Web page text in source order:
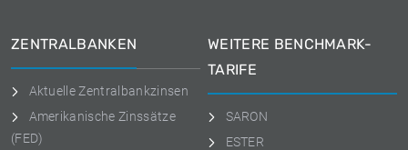
ZENTRALBANKEN
Aktuelle Zentralbankzinsen
Amerikanische Zinssätze
(FED)
WEITERE BENCHMARK-
TARIFE
SARON
ESTER